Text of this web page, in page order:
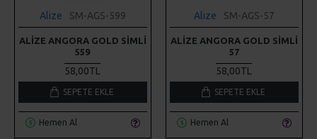
Alize SM-AGS-599
ALIZE ANGORA GOLD SIMLI
559
58,00TL
SEPETE EKLE
Hemen Al
Alize SM-AGS-57
ALIZE ANGORA GOLD SIMLI
57
58,00TL
SEPETE EKLE
Hemen Al